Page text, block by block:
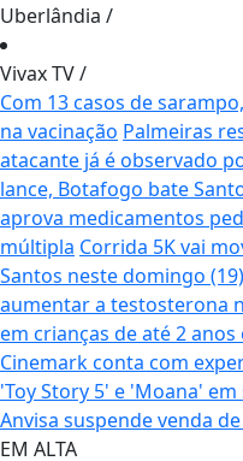
Uberlândia /
Vivax TV/
Com 13 casos de
na vacinação Palmeiras
atacante já é observado
lance, Botafogo bate
aprova medicamentos
múltipla Corrida 5K vai
Santos neste domingo (19)
aumentar a testosterona
em crianças de até 2
Cinemark conta com
'Toy Story 5' e 'Moana'
Anvisa suspende venda
EM ALTA